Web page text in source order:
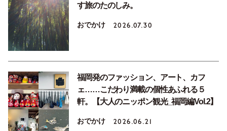
す旅のたのしみ。
おでかけ 2026.07.30
福岡発のファッション、アート、カフ
ェ……こだわり満載の個性あふれる５
軒。【大人のニッポン観光_福岡編Vol.2】
おでかけ 2026.06.21